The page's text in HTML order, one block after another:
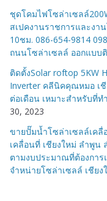
ชุดโคมไฟโซล่าเซลล์
สเปคงานราชการและงา
10ชม. 086-654-9814
ถนนโซล่าเซลล์ ออกแบบ
ติดตั้งSolar roftop 5KW
Inverter คลีนิคคุณหมอ เ
ต่อเดือน เหมาะสำหรับที่ท
30, 2023
ขายปั๊มน้ำโซล่าเซลล์เคลื่
เคลื่อนที่ เชียงใหม่ ลำพูน
ตามงบประมาณที่ต้องการ
จำหน่ายโซล่าเซลล์ เชีย